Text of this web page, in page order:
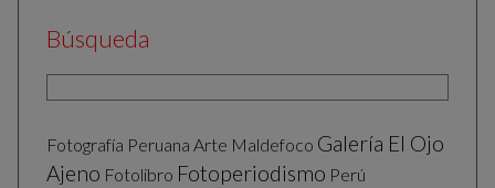
Búsqueda
Fotografía Peruana Arte Maldefoco Galería El Ojo
Ajeno Fotolibro Fotoperiodismo Perú